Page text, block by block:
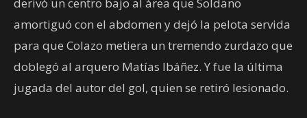
amortiguó con el abdomen y dejó la pelota servida
para que Colazo metiera un tremendo zurdazo que
doblegó al arquero Matías Ibáñez. Y fue la última
jugada del autor del gol, quien se retiró lesionado.